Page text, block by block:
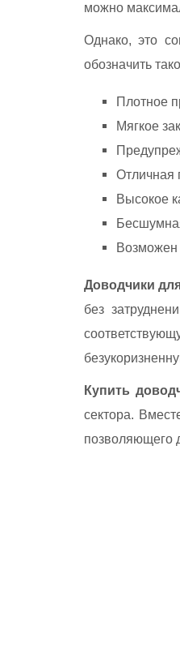
можно
Однако, это
обозначить
Плотное
Мягкое
Отличная
Высокое
Возможен
Доводчики
без
Купить
сектора.
позволяющего